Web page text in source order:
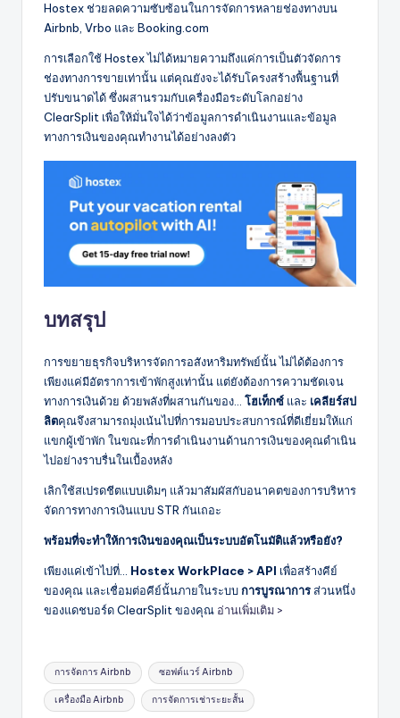
Hostex ช่วยลดความซับซ้อนในการจัดการหลายช่องทางบน
Airbnb, Vrbo และ Booking.com
การเลือกใช้ Hostex ไม่ได้หมายความถึงแค่การเป็นตัวจัดการ
ช่องทางการขายเท่านั้น แต่คุณยังจะได้รับโครงสร้างพื้นฐานที่
ปรับขนาดได้ ซึ่งผสานรวมกับเครื่องมือระดับโลกอย่าง
ClearSplit เพื่อให้มั่นใจได้ว่าข้อมูลการดำเนินงานและข้อมูล
ทางการเงินของคุณทำงานได้อย่างลงตัว
บทสรุป
การขยายธุรกิจบริหารจัดการอสังหาริมทรัพย์นั้น ไม่ได้ต้องการ
เพียงแค่มีอัตราการเข้าพักสูงเท่านั้น แต่ยังต้องการความชัดเจน
ทางการเงินด้วย ด้วยพลังที่ผสานกันของ... โฮเท็กซ์ และ เคลียร์สป
ลิตคุณจึงสามารถมุ่งเน้นไปที่การมอบประสบการณ์ที่ดีเยี่ยมให้แก่
แขกผู้เข้าพัก ในขณะที่การดำเนินงานด้านการเงินของคุณดำเนิน
ไปอย่างราบรื่นในเบื้องหลัง
เลิกใช้สเปรดชีตแบบเดิมๆ แล้วมาสัมผัสกับอนาคตของการบริหาร
จัดการทางการเงินแบบ STR กันเถอะ
พร้อมที่จะทำให้การเงินของคุณเป็นระบบอัตโนมัติแล้วหรือยัง?
เพียงแค่เข้าไปที่... Hostex WorkPlace > API เพื่อสร้างคีย์
ของคุณ และเชื่อมต่อคีย์นั้นภายในระบบการบูรณาการส่วนหนึ่ง
ของแดชบอร์ด ClearSplit ของคุณ อ่านเพิ่มเติม >
แท็ก:
การจัดการ Airbnb ซอฟต์แวร์ Airbnb
เครื่องมือ Airbnb การจัดการเช่าระยะสั้น